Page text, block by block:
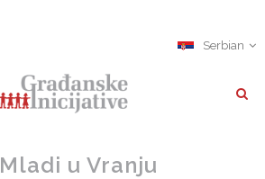
Serbian
Mladi u Vranju